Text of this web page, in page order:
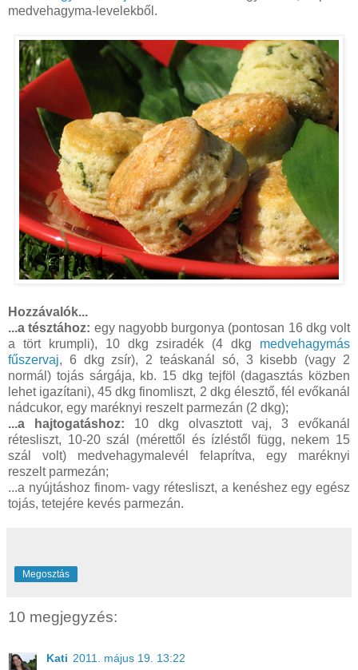
medvehagyma-levelekből.
Hozzávalók...
...a tésztához: egy nagyobb burgonya (pontosan 16 dkg volt
a tört krumpli), 10 dkg zsiradék (4 dkg medvehagymás
fűszervaj, 6 dkg zsír), 2 teáskanál só, 3 kisebb (vagy 2
normál) tojás sárgája, kb. 15 dkg tejföl (dagasztás közben
lehet igazítani), 45 dkg finomliszt, 2 dkg élesztő, fél evőkanál
nádcukor, egy maréknyi reszelt parmezán (2 dkg);
...a hajtogatáshoz: 10 dkg olvasztott vaj, 3 evőkanál
rétesliszt, 10-20 szál (mérettől és ízléstől függ, nekem 15
szál volt) medvehagymalevél felaprítva, egy maréknyi
reszelt parmezán;
...a nyújtáshoz finom- vagy rétesliszt, a kenéshez egy egész
tojás, tetejére kevés parmezán.
Megosztás
10 megjegyzés:
Kati 2011. május 19. 13:22